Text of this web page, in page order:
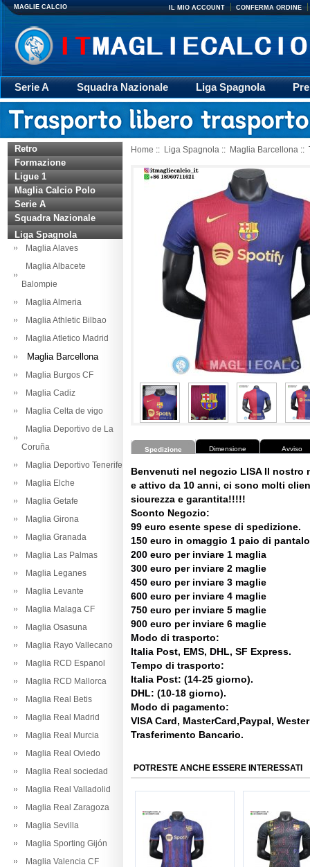
MAGLIE CALCIO IL MIO ACCOUNT CONFERMA ORDINE
Serie A Squadra Nazionale Liga Spagnola
Giacca
Rugby trasporto Retro
Retro
Formazione
Ligue 1
Maglia Calcio Polo
Serie A
Squadra Nazionale
Liga Spagnola
Maglia Alaves
Maglia Albacete
Balompie
Maglia Almeria
Maglia Athletic Bilbao
Maglia Atletico Madrid
Maglia Barcellona
Maglia Burgos CF
Maglia Cadiz
Maglia Celta de vigo
Maglia Deportivo de La
Coruña
Maglia Deportivo Tenerife
Maglia Elche
Maglia Getafe
Maglia Girona
Maglia Granada
Maglia Las Palmas
Maglia Leganes
Maglia Levante
Maglia Malaga CF
Maglia Osasuna
Maglia Rayo Vallecano
Maglia RCD Espanol
Maglia RCD Mallorca
Maglia Real Betis
Maglia Real Madrid
Maglia Real Murcia
Maglia Real Oviedo
Maglia Real sociedad
Maglia Real Valladolid
Maglia Real Zaragoza
Maglia Sevilla
Maglia Sporting Gijón
Maglia Valencia CF
Home :: Liga Spagnola :: Maglia Barcellona ::
Spedizione Dimensione Avviso
Benvenuti nel negozio LISA Il nostro
e attivo da 10 anni, ci sono molti
sicurezza e garantita!!!!!
Sconto Negozio:
99 euro esente spese di spedizione.
150 euro in omaggio 1 paio di
200 euro per inviare 1 maglia
300 euro per inviare 2 maglie
450 euro per inviare 3 maglie
600 euro per inviare 4 maglie
750 euro per inviare 5 maglie
900 euro per inviare 6 maglie
Modo di trasporto:
Italia Post, EMS, DHL, SF Express.
Tempo di trasporto:
Italia Post: (14-25 giorno).
DHL: (10-18 giorno).
Modo di pagamento:
VISA Card, MasterCard,Paypal,
Trasferimento Bancario.
POTRESTE ANCHE ESSERE INTERESSATI